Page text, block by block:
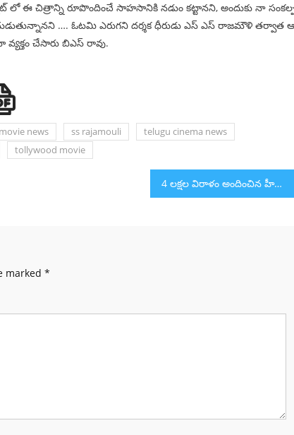
ఈ చిత్రాన్ని రూపొందించే సాహసానికి నడుం కట్టానని, అందుకు నా
…. ఓటమి ఎరుగని దర్శక ధీరుడు ఎస్ ఎస్ రాజమౌళి తర్వాత ఆ
చేసారు బిఎస్ రావు.
movie news ss rajamouli
telugu cinema news
tollywood movie
4 లక్షల విరాళం అందించిన హీరో కృష్ణ సాయి
marked *